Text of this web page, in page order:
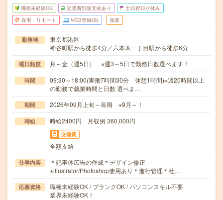
職種未経験OK 交通費別途支給あり 土日祝日が休み
在宅・リモート WEB登録OK 派遣
勤務地
東京都港区
神谷町駅から徒歩4分／六本木一丁目駅から徒歩6分
曜日頻度 月～金（週5日） ※週3～5日で勤務日数選べます！
時間
09:30～18:00(実働7時間30分 休憩1時間)※週20時間以上
の勤務で就業時間と日数 選べま…
期間 2026年09月上旬～長期 ※9月～！
時給 時給2400円 月収例 360,000円
交通費
全額支給
仕事内容
＊記事体広告の作成＊デザイン修正
※illustrator/Photoshop使用あり＊進行管理＊社…
応募資格
職種未経験OK / ブランクOK / パソコンスキル不要
業界未経験OK！